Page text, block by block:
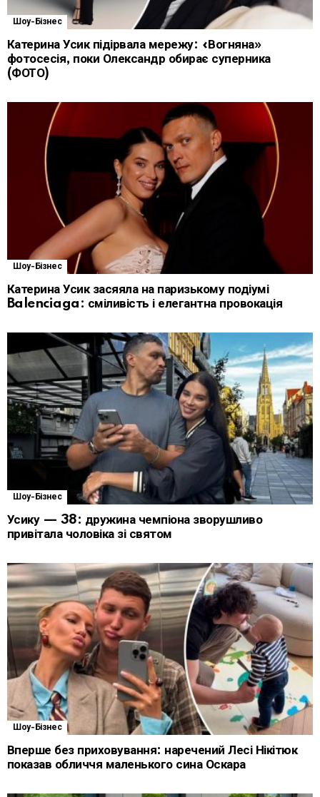
Шоу-Бізнес
Катерина Усик підірвала мережу: «Вогняна»
фотосесія, поки Олександр обирає суперника
(ФОТО)
Шоу-Бізнес
Катерина Усик засяяла на паризькому подіумі
Balenciaga: сміливість і елегантна провокація
Шоу-Бізнес
Усику — 38: дружина чемпіона зворушливо
привітала чоловіка зі святом
Шоу-Бізнес
Вперше без приховування: наречений Лесі Нікітюк
показав обличчя маленького сина Оскара